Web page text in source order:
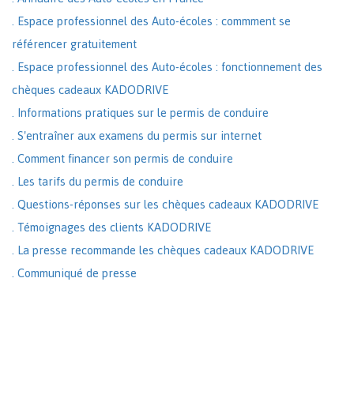
. Espace professionnel des Auto-écoles : commment se
référencer gratuitement
. Espace professionnel des Auto-écoles : fonctionnement des
chèques cadeaux KADODRIVE
. Informations pratiques sur le permis de conduire
. S'entraîner aux examens du permis sur internet
. Comment financer son permis de conduire
. Les tarifs du permis de conduire
. Questions-réponses sur les chèques cadeaux KADODRIVE
. Témoignages des clients KADODRIVE
. La presse recommande les chèques cadeaux KADODRIVE
. Communiqué de presse